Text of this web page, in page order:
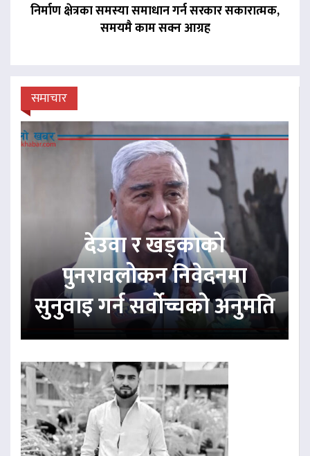
निर्माण क्षेत्रका समस्या समाधान गर्न सरकार सकारात्मक,
समयमै काम सक्न आग्रह
समाचार
देउवा र खड्काको
पुनरावलोकन निवेदनमा
सुनुवाइ गर्न सर्वोच्चको अनुमति